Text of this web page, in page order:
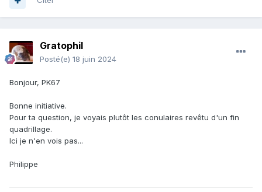
Gratophil
Posté(e) 18 juin 2024
Bonjour, PK67
Bonne initiative.
Pour ta question, je voyais plutôt les conulaires revêtu d'un fin
quadrillage.
Ici je n'en vois pas...
Philippe